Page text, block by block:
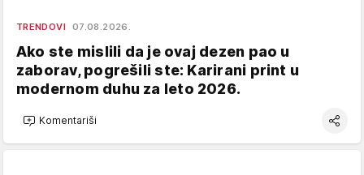
TRENDOVI 07.08.2026.
Ako ste mislili da je ovaj dezen pao u
zaborav, pogrešili ste: Karirani print u
modernom duhu za leto 2026.
Komentariši